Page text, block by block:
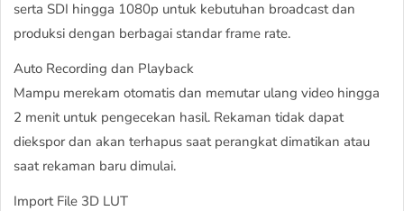
serta SDI hingga 1080p untuk kebutuhan broadcast dan
produksi dengan berbagai standar frame rate.
Auto Recording dan Playback
Mampu merekam otomatis dan memutar ulang video hingga
2 menit untuk pengecekan hasil. Rekaman tidak dapat
diekspor dan akan terhapus saat perangkat dimatikan atau
saat rekaman baru dimulai.
Import File 3D LUT